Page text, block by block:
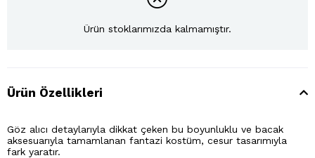
Ürün stoklarımızda kalmamıştır.
Ürün Özellikleri
Göz alıcı detaylarıyla dikkat çeken bu boyunluklu ve bacak
aksesuarıyla tamamlanan fantazi kostüm, cesur tasarımıyla
fark yaratır.